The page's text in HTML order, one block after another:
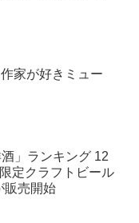
家が好きミュー
」ランキング 12
定クラフトビール
販売開始